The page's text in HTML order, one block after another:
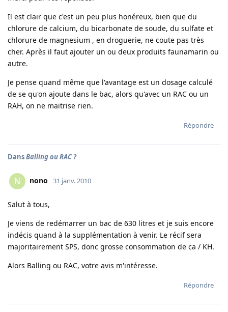
Il est clair que c'est un peu plus honéreux, bien que du
chlorure de calcium, du bicarbonate de soude, du sulfate et
chlorure de magnesium , en droguerie, ne coute pas très
cher. Après il faut ajouter un ou deux produits faunamarin ou
autre.
Je pense quand même que l'avantage est un dosage calculé
de se qu'on ajoute dans le bac, alors qu'avec un RAC ou un
RAH, on ne maitrise rien.
Répondre
DansBalling ou RAC ?
N nono 31 janv. 2010
Salut à tous,
Je viens de redémarrer un bac de 630 litres et je suis encore
indécis quand à la supplémentation à venir. Le récif sera
majoritairement SPS, donc grosse consommation de ca / KH.
Alors Balling ou RAC, votre avis m'intéresse.
Répondre